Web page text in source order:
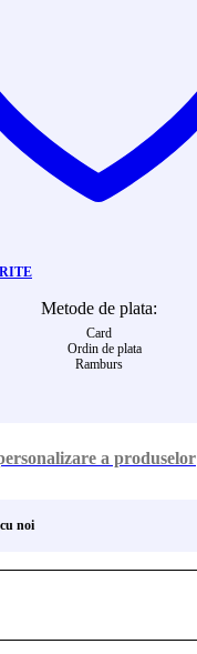
Metode de plata:
Card
Ordin de plata
Ramburs
a produselor
noi